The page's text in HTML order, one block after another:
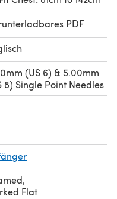
PDF
(US 6) & 5.00mm
8) Single Point Needles
,
Flat